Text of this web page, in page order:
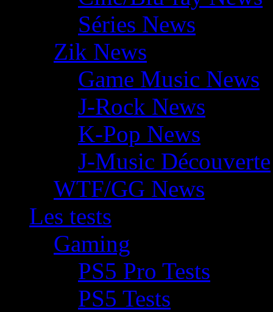
Séries News
Zik News
Game Music News
J-Rock News
K-Pop News
J-Music Découverte
WTF/GG News
Les tests
Gaming
PS5 Pro Tests
PS5 Tests